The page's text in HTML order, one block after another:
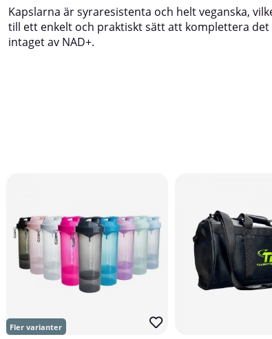
Kapslarna är syraresistenta och helt veganska,
till ett enkelt och praktiskt sätt att komplettera det
intaget av NAD+.